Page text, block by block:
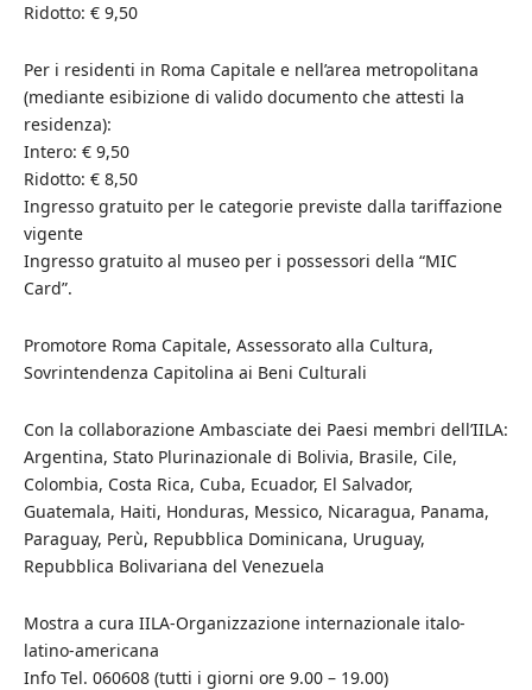
Ridotto: € 9,50
Per i residenti in Roma Capitale e nell’area metropolitana
(mediante esibizione di valido documento che attesti la
residenza):
Intero: € 9,50
Ridotto: € 8,50
Ingresso gratuito per le categorie previste dalla tariffazione
vigente
Ingresso gratuito al museo per i possessori della “MIC
Card”.
Promotore Roma Capitale, Assessorato alla Cultura,
Sovrintendenza Capitolina ai Beni Culturali
Con la collaborazione Ambasciate dei Paesi membri dell’IILA:
Argentina, Stato Plurinazionale di Bolivia, Brasile, Cile,
Colombia, Costa Rica, Cuba, Ecuador, El Salvador,
Guatemala, Haiti, Honduras, Messico, Nicaragua, Panama,
Paraguay, Perù, Repubblica Dominicana, Uruguay,
Repubblica Bolivariana del Venezuela
Mostra a cura IILA-Organizzazione internazionale italo-
latino-americana
Info Tel. 060608 (tutti i giorni ore 9.00 – 19.00)